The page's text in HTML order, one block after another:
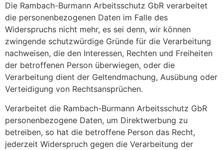
Die Rambach-Burmann Arbeitsschutz GbR verarbeitet
die personenbezogenen Daten im Falle des
Widerspruchs nicht mehr, es sei denn, wir können
zwingende schutzwürdige Gründe für die Verarbeitung
nachweisen, die den Interessen, Rechten und Freiheiten
der betroffenen Person überwiegen, oder die
Verarbeitung dient der Geltendmachung, Ausübung oder
Verteidigung von Rechtsansprüchen.
Verarbeitet die Rambach-Burmann Arbeitsschutz GbR
personenbezogene Daten, um Direktwerbung zu
betreiben, so hat die betroffene Person das Recht,
jederzeit Widerspruch gegen die Verarbeitung der